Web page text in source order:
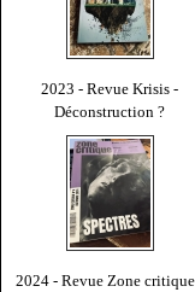
2023 - Revue Krisis -
Déconstruction ?
2024 - Revue Zone